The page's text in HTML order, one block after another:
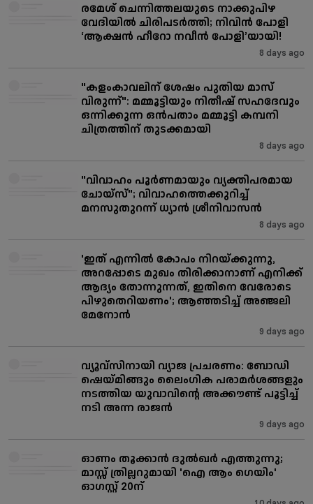
രമേശ് ചെന്നിത്തലയുടെ നാക്കുപിഴ
വേദിയിൽ ചിരിപടർത്തി; നിവിൻ പോളി
‘ആക്ഷൻ ഹീറോ നവീൻ പോളി’യായി!
8 days ago
"കളംകാവലിന് ശേഷം പുതിയ മാസ്
വിരുന്ന്": മമ്മൂട്ടിയും നിതീഷ് സഹദേവും
ഒന്നിക്കുന്ന ഒൻപതാം മമ്മൂട്ടി കമ്പനി
ചിത്രത്തിന് തുടക്കമായി
8 days ago
"വിവാഹം പൂർണമായും വ്യക്തിപരമായ
ചോയ്സ്"; വിവാഹത്തെക്കുറിച്ച്
മനസുതുറന്ന് ധ്യാൻ ശ്രീനിവാസൻ
8 days ago
'ഇത് എന്നിൽ കോപം നിറയ്ക്കുന്നു,
അറപ്പോടെ മുഖം തിരിക്കാനാണ് എനിക്ക്
ആദ്യം തോന്നുന്നത്, ഇതിനെ വേരോടെ
പിഴുതെറിയണം'; ആഞ്ഞടിച്ച് അഞ്ജലി
മേനോൻ
9 days ago
വ്യൂവ്സിനായി വ്യാജ പ്രചരണം: ബോഡി
ഷെയ്മിങ്ങും ലൈംഗിക പരാമർശങ്ങളും
നടത്തിയ യുവാവിന്റെ അക്കൗണ്ട് പൂട്ടിച്ച്
നടി അന്ന രാജൻ
9 days ago
ഓണം തൂക്കാൻ ദുൽഖർ എത്തുന്നു;
മാസ്സ് ത്രില്ലറുമായി 'ഐ ആം ഗെയിം'
ഓഗസ്റ്റ് 20ന്